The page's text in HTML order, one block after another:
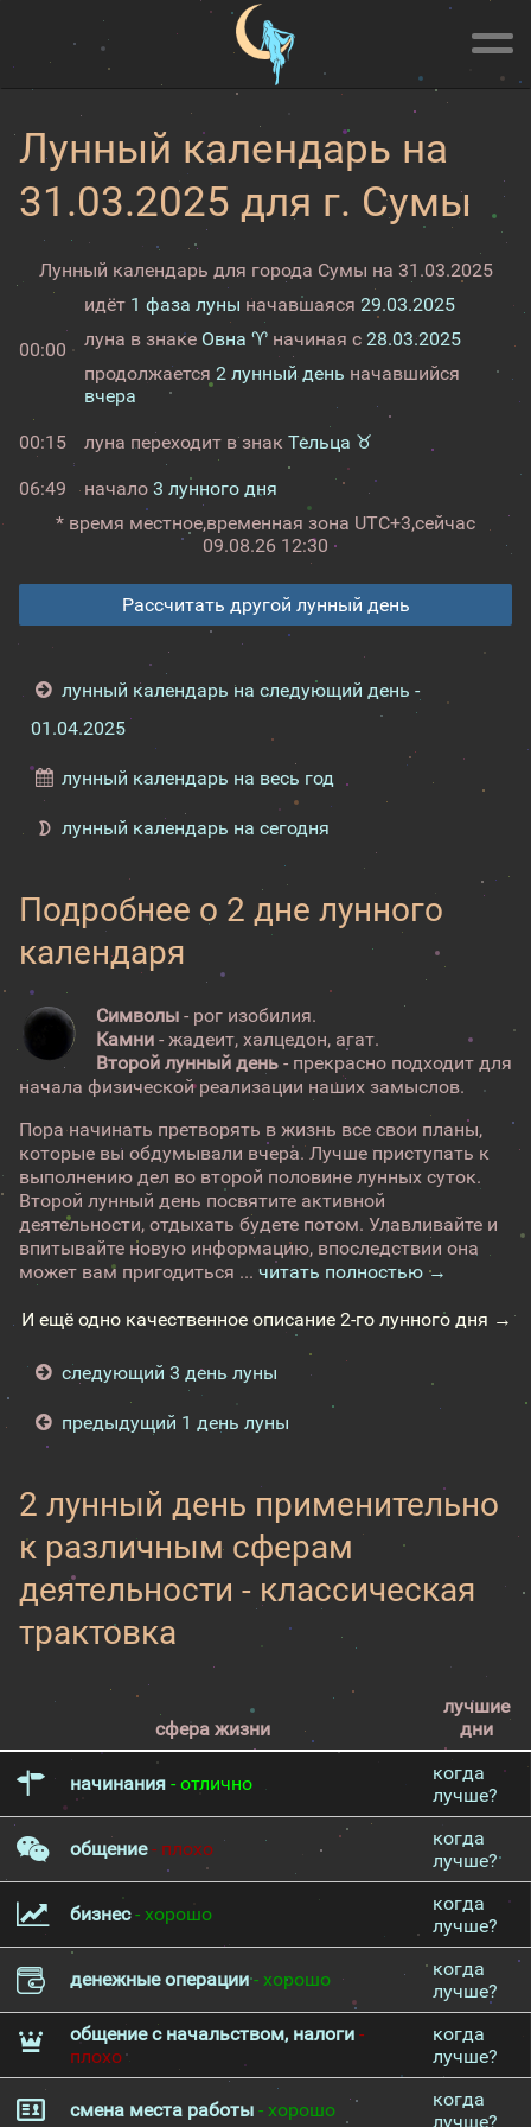
Лунный календарь на
31.03.2025 для г. Сумы
Лунный календарь для города Сумы на 31.03.2025
00:00
идёт 1 фаза луны начавшаяся 29.03.2025
луна в знаке Овна ♈ начиная с 28.03.2025
продолжается 2 лунный день начавшийся
вчера
00:15 луна переходит в знак Тельца ♉
06:49 начало 3 лунного дня
* время местное,временная зона UTC+3,сейчас
09.08.26 12:30
Рассчитать другой лунный день
лунный календарь на следующий день -
01.04.2025
лунный календарь на весь год
лунный календарь на сегодня
Подробнее о 2 дне лунного
календаря
Символы - рог изобилия.
Камни - жадеит, халцедон, агат.
Второй лунный день - прекрасно подходит для
начала физической реализации наших замыслов.
Пора начинать претворять в жизнь все свои планы,
которые вы обдумывали вчера. Лучше приступать к
выполнению дел во второй половине лунных суток.
Второй лунный день посвятите активной
деятельности, отдыхать будете потом. Улавливайте и
впитывайте новую информацию, впоследствии она
может вам пригодиться ... читать полностью →
И ещё одно качественное описание 2-го лунного дня →
следующий 3 день луны
предыдущий 1 день луны
2 лунный день применительно
к различным сферам
деятельности - классическая
трактовка
сфера жизни
лучшие
дни
начинания - отлично
когда
лучше?
общение- плохо
когда
лучше?
бизнес- хорошо
когда
лучше?
денежные операции- хорошо
когда
лучше?
общение с начальством, налоги -
плохо
когда
лучше?
смена места работы - хорошо
когда
лучше?